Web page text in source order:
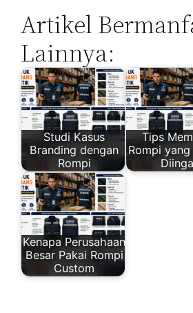
Artikel
Lainnya:
Studi Kasus
Branding dengan
Rompi
Tips
Rompi
Kenapa Perusahaan
Besar Pakai Rompi
Custom